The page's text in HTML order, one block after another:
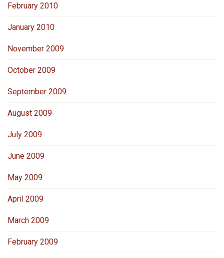
February 2010
January 2010
November 2009
October 2009
September 2009
August 2009
July 2009
June 2009
May 2009
April 2009
March 2009
February 2009